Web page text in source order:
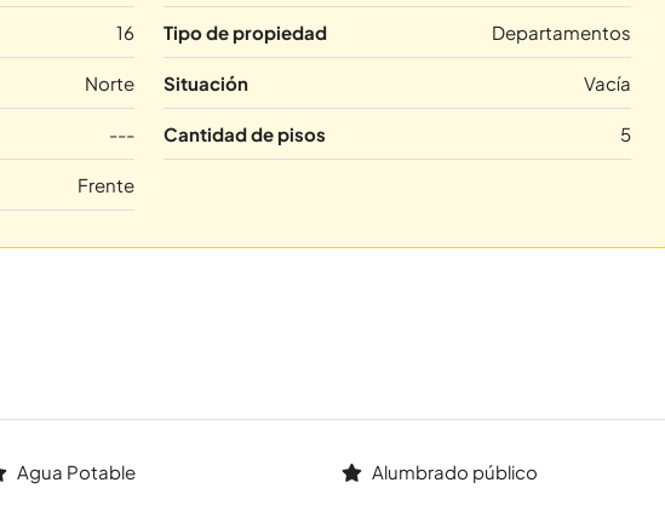
16 Tipo de propiedad Departamentos
Norte Situación Vacía
--- Cantidad de pisos 5
Frente
Agua Potable Alumbrado público